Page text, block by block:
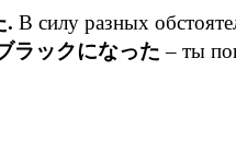
. В силу разных
ラックになった – ты